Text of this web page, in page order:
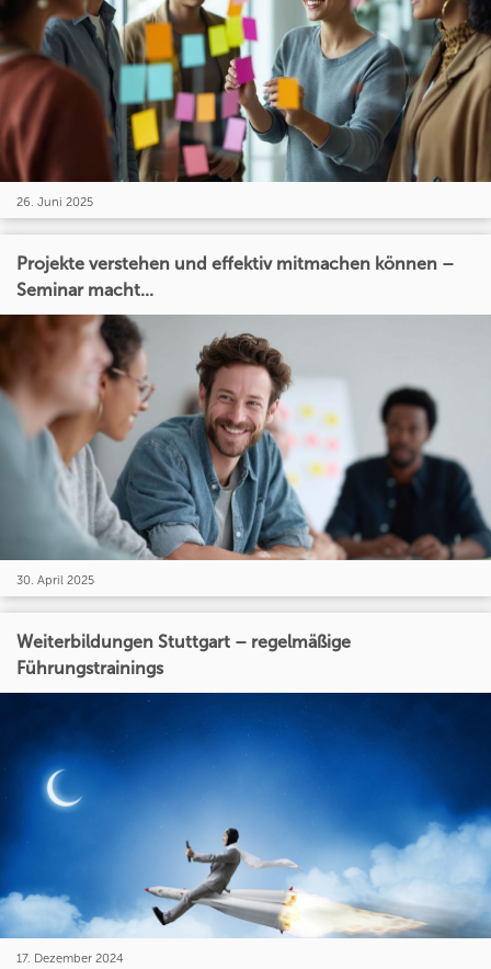
26. Juni 2025
Projekte verstehen und effektiv mitmachen können –
Seminar macht...
30. April 2025
Weiterbildungen Stuttgart – regelmäßige
Führungstrainings
17. Dezember 2024